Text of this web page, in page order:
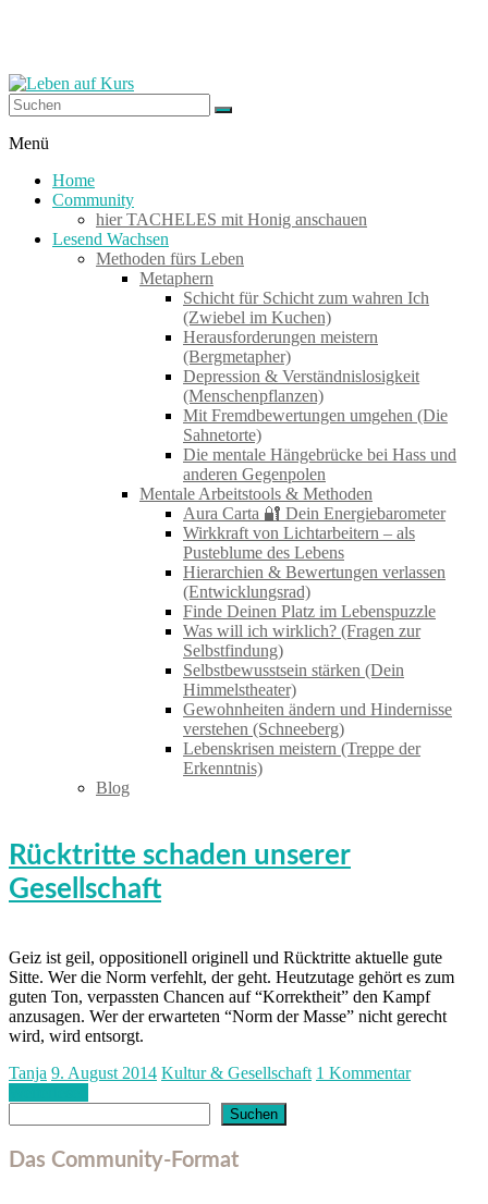
Leben
Kurs
Werkzeuge
Menü
Home
Community
hier TACHELES mit Honig anschauen
Lesend Wachsen
Methoden fürs Leben
Metaphern
Schicht für Schicht zum wahren Ich
(Zwiebel im Kuchen)
Herausforderungen meistern
(Bergmetapher)
Depression & Verständnislosigkeit
(Menschenpflanzen)
Mit Fremdbewertungen umgehen (Die
Sahnetorte)
Die mentale Hängebrücke bei Hass und
anderen Gegenpolen
Mentale Arbeitstools & Methoden
Aura Carta 🔐 Dein Energiebarometer
Wirkkraft von Lichtarbeitern – als
Pusteblume des Lebens
Hierarchien & Bewertungen verlassen
(Entwicklungsrad)
Finde Deinen Platz im Lebenspuzzle
Was will ich wirklich? (Fragen zur
Selbstfindung)
Selbstbewusstsein stärken (Dein
Himmelstheater)
Gewohnheiten ändern und Hindernisse
verstehen (Schneeberg)
Lebenskrisen meistern (Treppe der
Erkenntnis)
Blog
Rücktritte schaden unserer
Gesellschaft
Geiz ist geil, oppositionell originell und Rücktritte aktuelle gute
Sitte. Wer die Norm verfehlt, der geht. Heutzutage gehört es zum
guten Ton, verpassten Chancen auf “Korrektheit” den Kampf
anzusagen. Wer der erwarteten “Norm der Masse” nicht gerecht
wird, wird entsorgt.
Tanja 9. August 2014 Kultur & Gesellschaft 1 Kommentar
Suchen
Das Community-Format